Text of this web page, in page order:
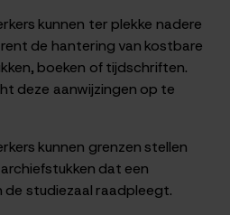
kunnen ter plekke nadere
de hantering van kostbare
boeken of tijdschriften.
deze aanwijzingen op te
kunnen grenzen stellen
dat een
studiezaal raadpleegt.